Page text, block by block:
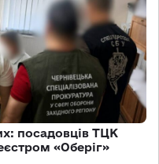
посадовців ТЦК
«Оберіг»